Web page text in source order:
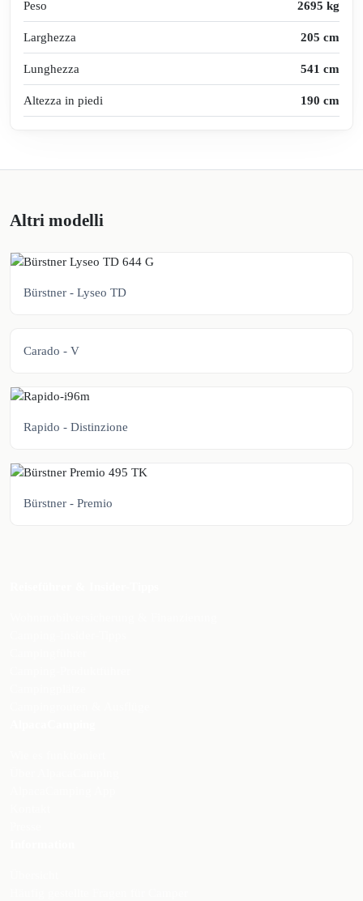
Peso 2695 kg
Larghezza 205 cm
Lunghezza 541 cm
Altezza in piedi 190 cm
Altri modelli
Bürstner - Lyseo TD
Carado - V
Rapido - Distinzione
Bürstner - Premio